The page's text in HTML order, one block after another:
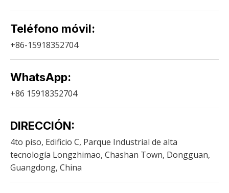
Teléfono móvil:
+86-15918352704
WhatsApp:
+86 15918352704
DIRECCIÓN:
4to piso, Edificio C, Parque Industrial de alta
tecnología Longzhimao, Chashan Town, Dongguan,
Guangdong, China